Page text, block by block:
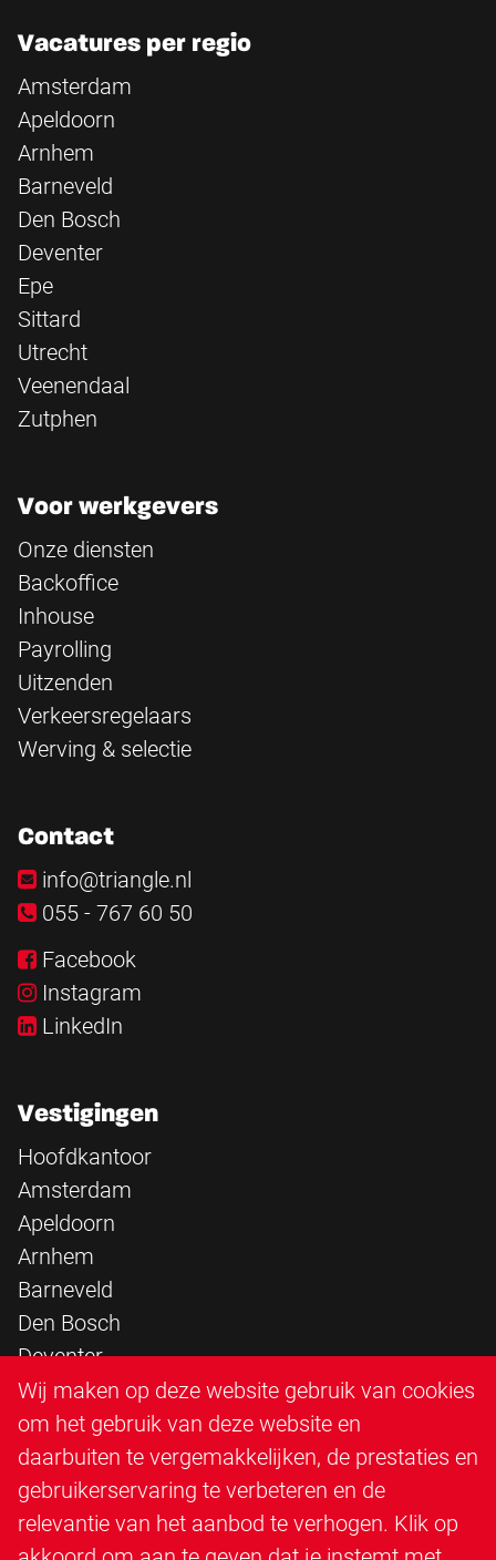
Vacatures per regio
Amsterdam
Apeldoorn
Arnhem
Barneveld
Den Bosch
Deventer
Epe
Sittard
Utrecht
Veenendaal
Zutphen
Voor werkgevers
Onze diensten
Backoffice
Inhouse
Payrolling
Uitzenden
Verkeersregelaars
Werving & selectie
Contact
info@triangle.nl
055 - 767 60 50
Facebook
Instagram
LinkedIn
Vestigingen
Hoofdkantoor
Amsterdam
Apeldoorn
Arnhem
Barneveld
Den Bosch
Deventer
Epe
Sittard
Triangle Infra
Triangle Steigerbouw
Utrecht
Wij maken op deze website gebruik van cookies
om het gebruik van deze website en
daarbuiten te vergemakkelijken, de prestaties en
gebruikerservaring te verbeteren en de
relevantie van het aanbod te verhogen. Klik op